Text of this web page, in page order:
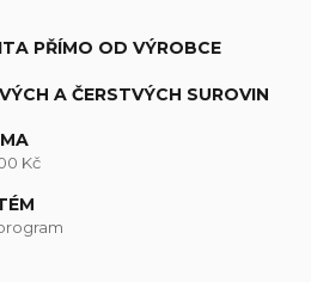
PŘÍMO OD VÝROBCE
A ČERSTVÝCH SUROVIN
Kč